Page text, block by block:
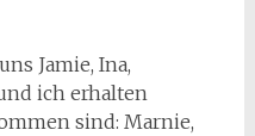
Jamie, Ina,
ich erhalten
sind: Marnie,